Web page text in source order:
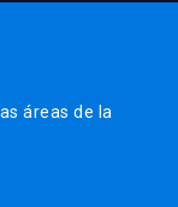
áreas de la